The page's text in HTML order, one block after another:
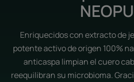
Enriquecidos con extracto de
potente activo de origen 100%
anticaspa limpian el cuero
reequilibran su microbioma.